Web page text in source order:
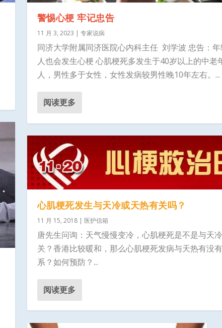
警惕心梗 牢记忠告
11 月 3, 2023 | 专家说病
同济大学附属同济医院心内科主任 刘学波 忠告：
人也会发生心梗 心肌梗死多发生于40岁以上的中老
人，男性多于女性，女性发病较男性晚10年左右。...
阅读更多
心肌梗死发生与天冷或天热有关吗？
11 月 15, 2018| 医护信箱
唐先生问询：天气慢慢变冷，心肌梗死是不是与天
关？香港比较暖和，那么心肌梗死发病与天热有没
系？如何预防？...
阅读更多